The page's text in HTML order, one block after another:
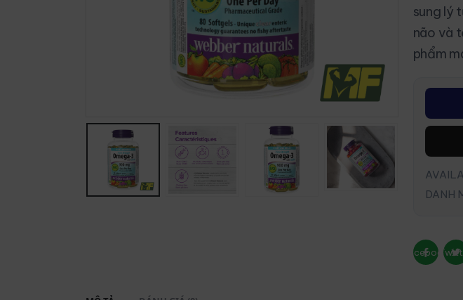
sung lý
não và
phẩm
DANH
Facebook